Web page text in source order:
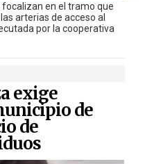
focalizan en el tramo que
arterias de acceso al
por la cooperativa
exige
de
de